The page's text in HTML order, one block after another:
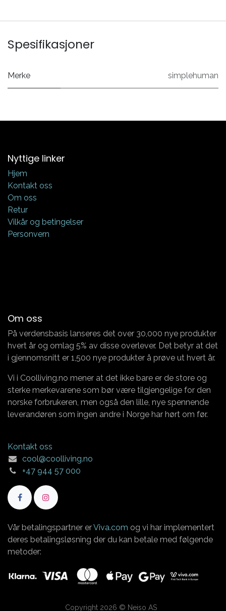
Spesifikasjoner
Merke simplehuman
Nyttige linker
Hjem
Kontakt oss
Om oss
Retur
Vilkår og betingelser
Personvern
Om oss
På verdensbasis lanseres det over 30,000 nye produkter
hvert år og omlag 5% av disse overlever. Det betyr at det
i gjennomsnitt er 1,500 nye produkter å prøve ut hvert år.
Vi i Coolliving.no mener at det ikke bare er de store og
sterke merkevarene som bør være tilgjengelige for den
norske forbrukeren, men også den lille, nye spennende
leverandøren som ingen andre i Norge har hørt om før.
Kontakt oss
cool@coolliving.no
+47 944 57 000
Vår betalingspartner erViva.com og vi har implementert
deres betalingsløsning der du kan betale med følgende
metoder:
Copyright 2026 © Neiso AS